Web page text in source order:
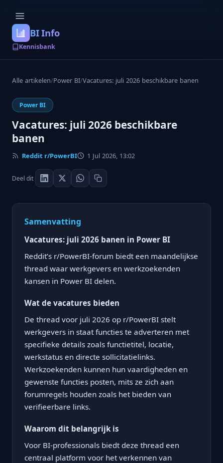
BI Info
Kennisbank
Alle artikelen/Power BI/Vacatures: juli 2026 beschikbare banen
Power BI
Vacatures: juli 2026 beschikbare
banen
Reddit r/PowerBI 1 Jul 2026, 13:02
Deel dit
Samenvatting
Vacatures: juli 2026 banen in Power BI
Reddit’s r/PowerBI-forum biedt een maandelijkse
thread waar werkgevers en werkzoekenden
kansen in Power BI delen.
Wat de vacatures bieden
De thread voor juli 2026 op r/PowerBI stelt
werkgevers in staat functies te adverteren met
specifieke details zoals functietitel, locatie,
werkstatus en directe sollicitatielinks.
Werkzoekenden kunnen hun vaardigheden en
gewenste functies posten, mits ze zich aan
forumregels houden zoals het bieden van
verifieerbare links.
Waarom dit belangrijk is
Voor BI-professionals biedt deze thread een
centraal platform voor het verkennen van